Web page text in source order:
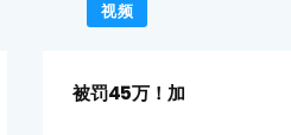
视频
被罚45万！加